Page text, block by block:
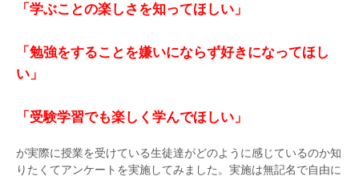
「学ぶことの楽しさを知ってほしい」
「勉強をすることを嫌いにならず好きになってほし
い」
「受験学習でも楽しく学んでほしい」
が実際に授業を受けている生徒達がどのように感じているのか知
りたくてアンケートを実施してみました。実施は無記名で自由に